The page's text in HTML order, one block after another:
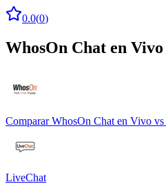
0.0(0)
WhosOn Chat en Vivo
Comparar WhosOn Chat en Vivo vs
LiveChat